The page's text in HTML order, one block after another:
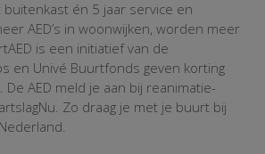
buitenkast én 5 jaar service en
AED’s in woonwijken, worden meer
is een initiatief van de
en Univé Buurtfonds geven korting
De AED meld je aan bij reanimatie-
Zo draag je met je buurt bij